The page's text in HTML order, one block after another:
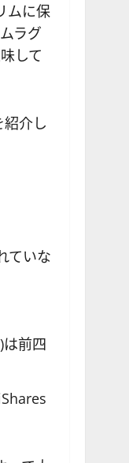
ムに保
ラグ
して
介し
ていな
は前四